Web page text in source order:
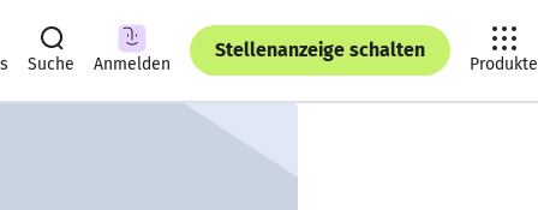
Suche Anmelden
Stellenanzeige schalten
Produkte